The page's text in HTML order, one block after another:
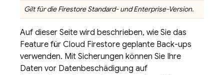
Gilt für die Firestore Standard- und Enterprise-Version.
Auf dieser Seite wird beschrieben, wie Sie das
Feature für Cloud Firestore geplante Back-ups
verwenden. Mit Sicherungen können Sie Ihre
Daten vor Datenbeschädigung auf